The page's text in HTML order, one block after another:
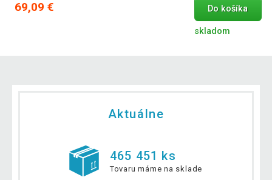
69,09 € Do košíka
skladom
Aktuálne
465 451 ks
Tovaru máme na sklade